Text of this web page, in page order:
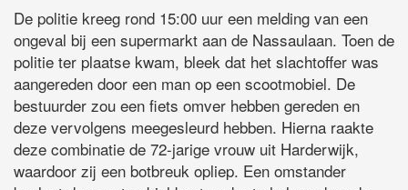
De politie kreeg rond 15:00 uur een melding van een
ongeval bij een supermarkt aan de Nassaulaan. Toen de
politie ter plaatse kwam, bleek dat het slachtoffer was
aangereden door een man op een scootmobiel. De
bestuurder zou een fiets omver hebben gereden en
deze vervolgens meegesleurd hebben. Hierna raakte
deze combinatie de 72-jarige vrouw uit Harderwijk,
waardoor zij een botbreuk opliep. Een omstander